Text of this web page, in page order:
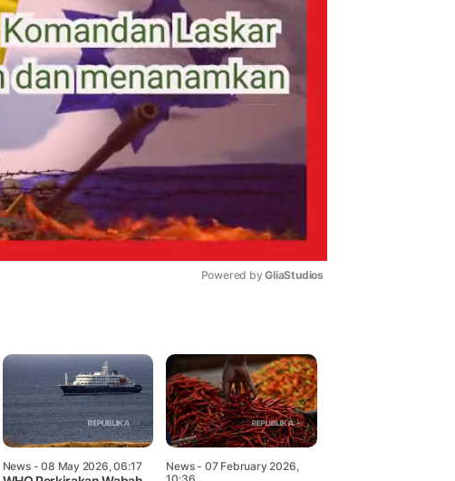
Powered by GliaStudios
News- 08 May 2026, 06:17 News- 07 February 2026,